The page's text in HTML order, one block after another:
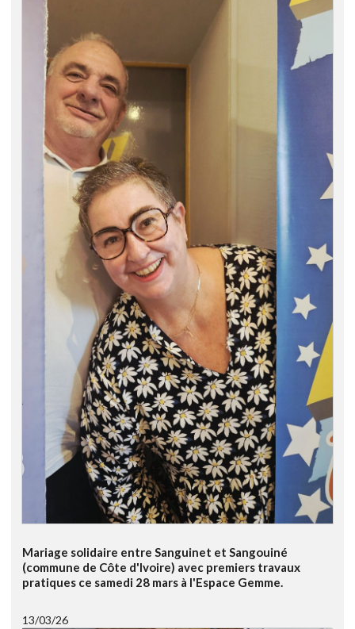
Mariage solidaire entre Sanguinet et Sangouiné
(commune de Côte d'Ivoire) avec premiers travaux
pratiques ce samedi 28 mars à l'Espace Gemme.
13/03/26